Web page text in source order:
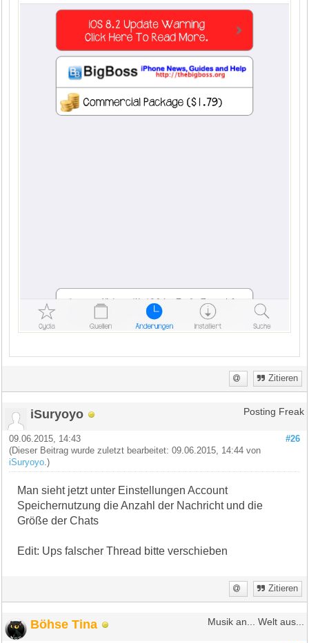
Zitieren
iSuryoyo Posting Freak
#26
09.06.2015, 14:43
(Dieser Beitrag wurde zuletzt bearbeitet: 09.06.2015, 14:44 von
iSuryoyo.)
Man sieht jetzt unter Einstellungen Account
Speichernutzung die Anzahl der Nachricht und die
Größe der Chats
Edit: Ups falscher Thread bitte verschieben
Zitieren
Böhse Tina Musik an... Welt aus...